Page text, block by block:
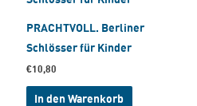
PRACHTVOLL. Berliner
Schlösser für Kinder
€10,80
In den Warenkorb